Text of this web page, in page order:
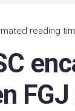
reading